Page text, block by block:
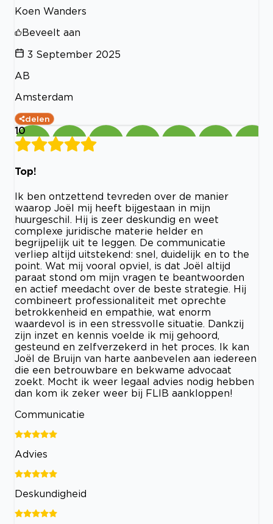
Koen Wanders
Beveelt aan
3 September 2025
AB
Amsterdam
delen
10
Top!
Ik ben ontzettend tevreden over de manier
waarop Joël mij heeft bijgestaan in mijn
huurgeschil. Hij is zeer deskundig en weet
complexe juridische materie helder en
begrijpelijk uit te leggen. De communicatie
verliep altijd uitstekend: snel, duidelijk en to the
point. Wat mij vooral opviel, is dat Joël altijd
paraat stond om mijn vragen te beantwoorden
en actief meedacht over de beste strategie. Hij
combineert professionaliteit met oprechte
betrokkenheid en empathie, wat enorm
waardevol is in een stressvolle situatie. Dankzij
zijn inzet en kennis voelde ik mij gehoord,
gesteund en zelfverzekerd in het proces. Ik kan
Joël de Bruijn van harte aanbevelen aan iedereen
die een betrouwbare en bekwame advocaat
zoekt. Mocht ik weer legaal advies nodig hebben
dan kom ik zeker weer bij FLIB aankloppen!
Communicatie
Advies
Deskundigheid